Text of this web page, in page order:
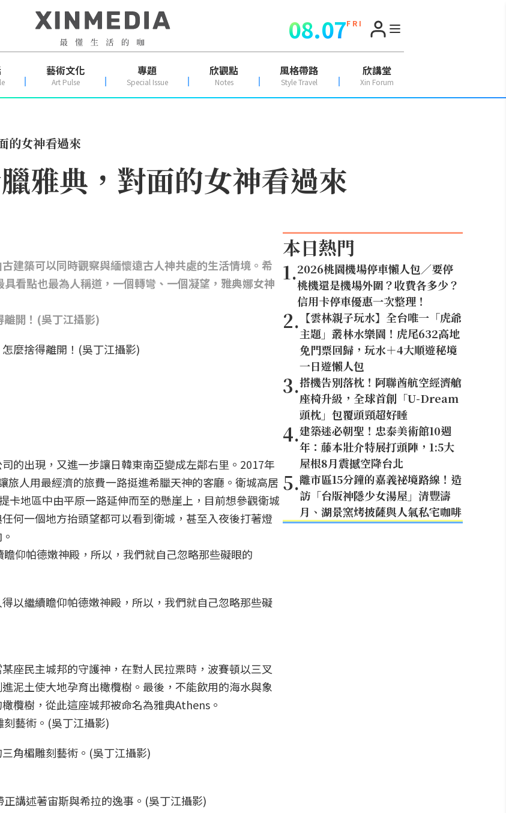
08.07F R I
藝術文化
Art Pulse
專題
Special Issue
欣觀點
Notes
風格帶路
Style Travel
欣講堂
Xin Forum
的女神看過來
雅典，對面的女神看過來
建築可以同時觀察與緬懷遠古人神共處的生活情境。希
看點也最為人稱道，一個轉彎、一個凝望，雅典娜女神
麼捨得離開！(吳丁江攝影)
的出現，又進一步讓日韓東南亞變成左鄰右里。2017年
旅人用最經濟的旅費一路挺進希臘天神的客廳。衛城高居
卡地區中由平原一路延伸而至的懸崖上，目前想參觀衛城
何一個地方抬頭望都可以看到衛城，甚至入夜後打著燈
以繼續瞻仰帕德嫩神殿，所以，我們就自己忽略那些礙
座民主城邦的守護神，在對人民拉票時，波賽頓以三叉
泥土使大地孕育出橄欖樹。最後，不能飲用的海水與象
欖樹，從此這座城邦被命名為雅典Athens。
角楣雕刻藝術。(吳丁江攝影)
本日熱門
1.2026桃園機場停車懶人包／要停
桃機還是機場外圍？收費各多少？
信用卡停車優惠一次整理！
2. 【雲林親子玩水】全台唯一「虎爺
主題」叢林水樂園！虎尾632高地
免門票回歸，玩水＋4大順遊秘境
一日遊懶人包
3.搭機告別落枕！阿聯酋航空經濟艙
座椅升級，全球首創「U-Dream
頭枕」包覆頭頸超好睡
4.建築迷必朝聖！忠泰美術館10週
年：藤本壯介特展打頭陣，1:5大
屋根8月震撼空降台北
5.離市區15分鐘的嘉義祕境路線！造
訪「台版神隱少女湯屋」清豐濤
月、湖景窯烤披薩與人氣私宅咖啡